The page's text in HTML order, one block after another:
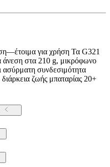
για χρήση Τα G321
στα 210 g, μικρόφωνο
ασύρματη συνδεσιμότητα
ζωής μπαταρίας 20+